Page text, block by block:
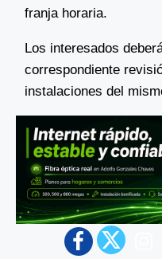
franja horaria.
Los interesados
correspondiente
instalaciones del